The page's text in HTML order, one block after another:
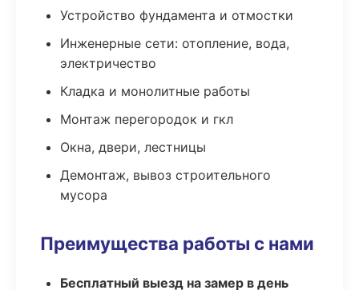
Устройство фундамента и отмостки
Инженерные сети: отопление, вода,
электричество
Кладка и монолитные работы
Монтаж перегородок и гкл
Окна, двери, лестницы
Демонтаж, вывоз строительного
мусора
Преимущества работы с нами
Бесплатный выезд на замер в день